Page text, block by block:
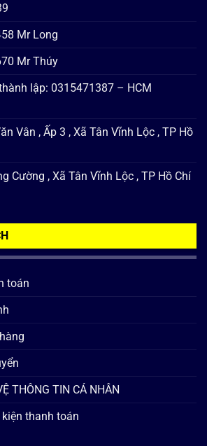
Mr Long
Mr Thúy
lập: 0315471387 – HCM
Vân , Ấp 3 , Xã Tân Vĩnh Lộc , TP Hồ
Cường , Xã Tân Vĩnh Lộc , TP Hồ Chí
toán
THÔNG TIN CÁ NHÂN
thanh toán